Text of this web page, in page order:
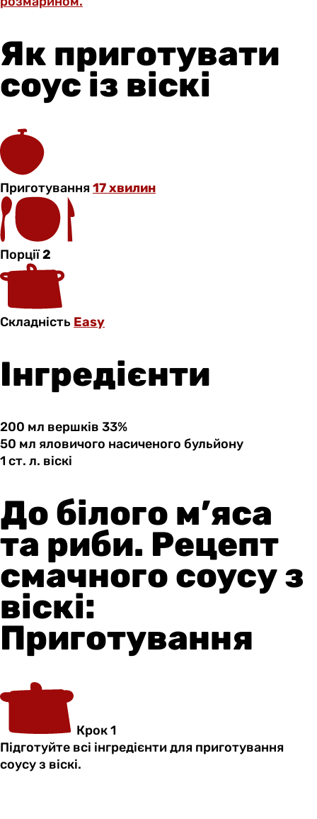
Як приготувати
соус із віскі
Приготування17 хвилин
Порції2
Складність Easy
Інгредієнти
200 мл вершків 33%
50 мл яловичого насиченого бульйону
1 ст. л. віскі
До білого м’яса
та риби. Рецепт
смачного соусу з
віскі:
Приготування
Крок 1
Підготуйте всі інгредієнти для приготування
соусу з віскі.